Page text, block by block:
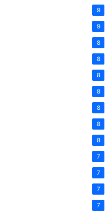
9
9
8
8
8
8
8
8
8
7
7
7
7